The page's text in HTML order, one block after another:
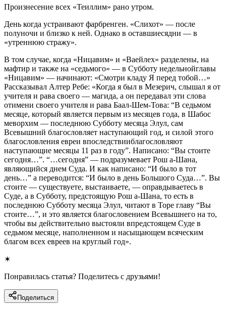
Произнесение всех «Теиллим» рано утром.
День когда устраивают фарбренген. «Слихот» — после
полуночи и близко к ней. Однако в оставшиесядни — в
«утреннюю стражу».
В том случае, когда «Ницавим» и «Ваейлех» разделены, на
мафтир и также на «седьмого» — в Субботу недельнойглавы
«Ницавим» — начинают: «Смотри кладу Я перед тобой…»
Рассказывал Алтер Ребе: «Когда я был в Мезерич, слышал я от
учителя и рава своего — магида, а он передавал эти слова
отимени своего учителя и рава Баал-Шем-Това: “В седьмом
месяце, который является первым из месяцев года, в Шабос
меворхим — последнюю Субботу месяца Элул, сам
Всевышний благословляет наступающий год, и силой этого
благословления евреи впоследствииблагословляют
наступающие месяцы 11 раз в году”. Написано: “Вы стоите
сегодня…”. “…сегодня” — подразумевает Рош а-Шана,
являющийся днем Суда. И как написано: “И было в тот
день…” а переводится: “И было в день Большого Суда…”. Вы
стоите — существуете, выстаиваете, — оправдываетесь в
Суде, а в Субботу, предстоящую Рош а-Шана, то есть в
последнюю Субботу месяца Элул, читают в Торе главу “Вы
стоите…”, и это является благословением Всевышнего на то,
чтобы вы действительно выстояли впредстоящем Суде в
седьмом месяце, наполненном и насыщающем всяческим
благом всех евреев на круглый год».
✶
Понравилась статья? Поделитесь с друзьями!
Поделиться